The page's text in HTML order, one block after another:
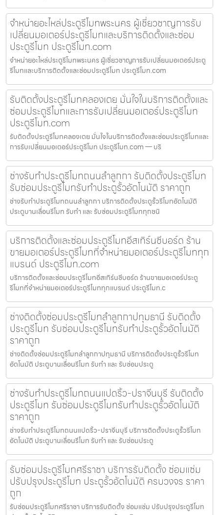
จำหน่ายอะไหล่ประตูรีโมทพระนคร ผู้เชี่ยวชาญการรับ
เปลี่ยนมอเตอร์ประตูรีโมทและบริการติดตั้งและซ่อม
ประตูรีโมท ประตูรีโมท.com
จำหน่ายอะไหล่ประตูรีโมทพระนคร ผู้เชี่ยวชาญการรับเปลี่ยนมอเตอร์ประตู
รีโมทและบริการติดตั้งและซ่อมประตูรีโมท ประตูรีโมท.com
รับติดตั้งประตูรีโมทคลองเตย มั่นใจในบริการติดตั้งและ
ซ่อมประตูรีโมทและการรับเปลี่ยนมอเตอร์ประตูรีโมท
ประตูรีโมท.com
รับติดตั้งประตูรีโมทคลองเตย มั่นใจในบริการติดตั้งและซ่อมประตูรีโมทและ
การรับเปลี่ยนมอเตอร์ประตูรีโมท ประตูรีโมท.com — บริ
ช่างรับทำประตูรีโมทถนนลำลูกกา รับติดตั้งประตูรีโมท
รับซ่อมประตูรีโมทรับทำประตูรั้วอัตโนมัติ ราคาถูก
ช่างรับทำประตูรีโมทถนนลำลูกกา บริการติดตั้งประตูรั้วรีโมทอัตโนมัติ
ประตูบานเลื่อนรีโมท รับทำ และ รับซ่อมประตูรีโมททุกชนิ
บริการติดตั้งและซ่อมประตูรีโมทอีสเทิร์นซีบอร์ด ร้าน
ขายมอเตอร์ประตูรีโมทที่จำหน่ายมอเตอร์ประตูรีโมททุก
แบรนด์ ประตูรีโมท.com
บริการติดตั้งและซ่อมประตูรีโมทอีสเทิร์นซีบอร์ด ร้านขายมอเตอร์ประตู
รีโมทที่จำหน่ายมอเตอร์ประตูรีโมททุกแบรนด์ ประตูรีโมท.c
ช่างติดตั้งซ่อมประตูรีโมทลำลูกกาปทุมธานี รับติดตั้ง
ประตูรีโมท รับซ่อมประตูรีโมทรับทำประตูรั้วอัตโนมัติ
ราคาถูก
ช่างติดตั้งซ่อมประตูรีโมทลำลูกกาปทุมธานี บริการติดตั้งประตูรั้วรีโมท
อัตโนมัติ ประตูบานเลื่อนรีโมท รับทำ และ รับซ่อมประตู
ช่างรับทำประตูรีโมทถนนแปดริ้ว-ปราจีนบุรี รับติดตั้ง
ประตูรีโมท รับซ่อมประตูรีโมทรับทำประตูรั้วอัตโนมัติ
ราคาถูก
ช่างรับทำประตูรีโมทถนนแปดริ้ว-ปราจีนบุรี บริการติดตั้งประตูรั้วรีโมท
อัตโนมัติ ประตูบานเลื่อนรีโมท รับทำ และ รับซ่อมประตู
รับซ่อมประตูรีโมทศรีราชา บริการรับติดตั้ง ซ่อมแซ่ม
ปรับปรุงประตูรีโมท ประตูรั้วอัตโนมัติ ครบวงจร ราคา
ถูก
รับซ่อมประตูรีโมทศรีราชา บริการรับติดตั้ง ซ่อมแซ่ม ปรับปรุงประตูรีโมท